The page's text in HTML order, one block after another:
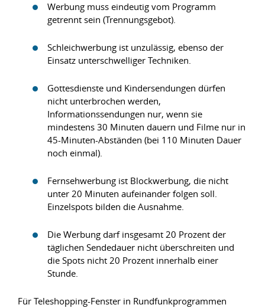
Werbung muss eindeutig vom Programm
getrennt sein (Trennungsgebot).
Schleichwerbung ist unzulässig, ebenso der
Einsatz unterschwelliger Techniken.
Gottesdienste und Kindersendungen dürfen
nicht unterbrochen werden,
Informationssendungen nur, wenn sie
mindestens 30 Minuten dauern und Filme nur in
45-Minuten-Abständen (bei 110 Minuten Dauer
noch einmal).
Fernsehwerbung ist Blockwerbung, die nicht
unter 20 Minuten aufeinander folgen soll.
Einzelspots bilden die Ausnahme.
Die Werbung darf insgesamt 20 Prozent der
täglichen Sendedauer nicht überschreiten und
die Spots nicht 20 Prozent innerhalb einer
Stunde.
Für Teleshopping-Fenster in Rundfunkprogrammen